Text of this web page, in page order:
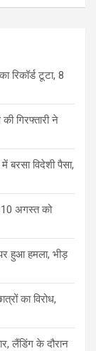
रिकॉर्ड टूटा, 8
गिरफ्तारी ने
बरसा विदेशी पैसा,
10 अगस्त को
हुआ हमला, भीड़
का विरोध,
लैंडिंग के दौरान